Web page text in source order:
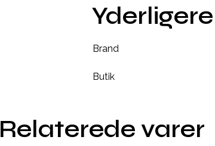
Brand
Butik
Relaterede varer